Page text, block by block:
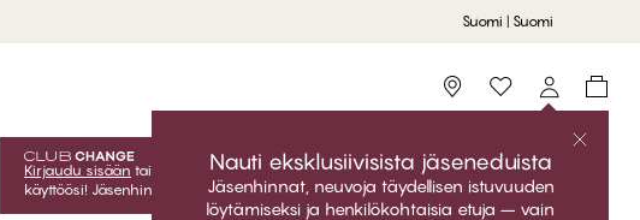
Suomi | Suomi
Storefinder
Nauti eksklusiivisista jäseneduista
Jäsenhinnat, neuvoja täydellisen istuvuuden
löytämiseksi ja henkilökohtaisia etuja – vain
Kirjaudu sisään tai liity jäseneksi ilmaiseksi ja saat eksklusiiviset jäsenedut
käyttöösi! Jäsenhinnat ovat voimassa vain kun olet kirjautuneena sisään.